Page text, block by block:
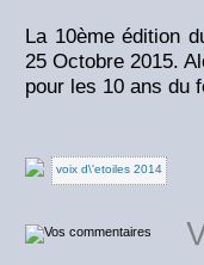
La 10ème édition
25 Octobre 2015.
pour les 10 ans du
voix d\'etoiles 2014